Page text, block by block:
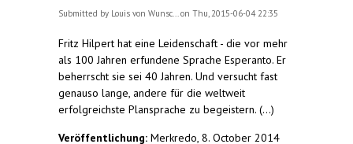
Submitted by Louis von Wunsc... on Thu, 2015-06-04 22:35
Fritz Hilpert hat eine Leidenschaft - die vor mehr
als 100 Jahren erfundene Sprache Esperanto. Er
beherrscht sie sei 40 Jahren. Und versucht fast
genauso lange, andere für die weltweit
erfolgreichste Plansprache zu begeistern. (...)
Veröffentlichung: Merkredo, 8. October 2014